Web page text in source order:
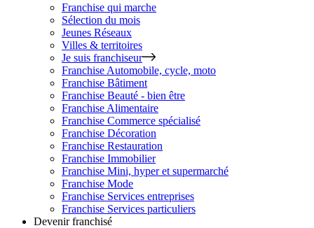
Franchise qui marche
Sélection du mois
Jeunes Réseaux
Villes & territoires
Je suis franchiseur
Franchise Automobile, cycle, moto
Franchise Bâtiment
Franchise Beauté - bien être
Franchise Alimentaire
Franchise Commerce spécialisé
Franchise Décoration
Franchise Restauration
Franchise Immobilier
Franchise Mini, hyper et supermarché
Franchise Mode
Franchise Services entreprises
Franchise Services particuliers
Devenir franchisé